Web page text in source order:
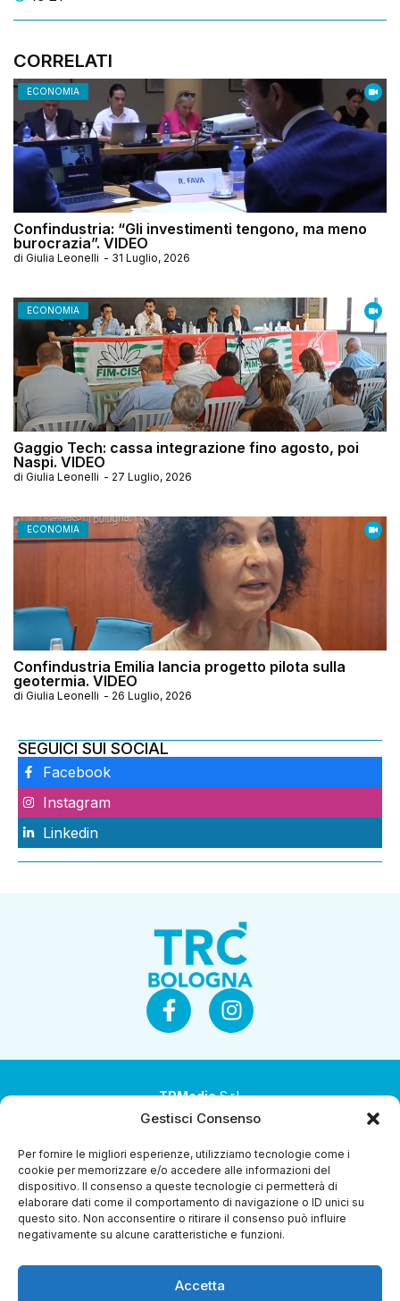
Gestisci Consenso
Per fornire le migliori esperienze, utilizziamo tecnologie come i
cookie per memorizzare e/o accedere alle informazioni del
dispositivo. Il consenso a queste tecnologie ci permetterà di
elaborare dati come il comportamento di navigazione o ID unici su
questo sito. Non acconsentire o ritirare il consenso può influire
negativamente su alcune caratteristiche e funzioni.
Accetta
CORRELATI
ECONOMIA
Confindustria: “Gli investimenti tengono, ma meno
burocrazia”. VIDEO
di Giulia Leonelli - 31 Luglio, 2026
ECONOMIA
Gaggio Tech: cassa integrazione fino agosto, poi
Naspi. VIDEO
di Giulia Leonelli - 27 Luglio, 2026
ECONOMIA
Confindustria Emilia lancia progetto pilota sulla
geotermia. VIDEO
di Giulia Leonelli - 26 Luglio, 2026
SEGUICI SUI SOCIAL
Facebook
Instagram
Linkedin
TRMediaS.r.l.
Società a socio unico
Società sottoposta ad attività di direzione e
coordinamento da parte di Coop Alleanza 3.0 Soc. Coop.
Sede legale: via Ragazzi del ’99 nr. 51 42124 Reggio Emilia
(RE)
Capitale sociale € 1.040.000 i.v.